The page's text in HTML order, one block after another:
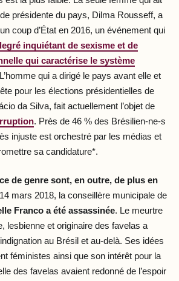
présidente du pays, Dilma Rousseff, a
coup d’État en 2016, un événement qui
inquiétant de sexisme et de
qui caractérise le système
qui a dirigé le pays avant elle et
pour les élections présidentielles de
da Silva, fait actuellement l’objet de
. Près de 46 % des Brésilien-ne-s
injuste est orchestré par les médias et
sa candidature*.
de genre sont, en outre, de plus en
mars 2018, la conseillère municipale de
Franco a été assassinée. Le meurtre
lesbienne et originaire des favelas a
au Brésil et au-delà. Ses idées
féministes ainsi que son intérêt pour la
des favelas avaient redonné de l’espoir